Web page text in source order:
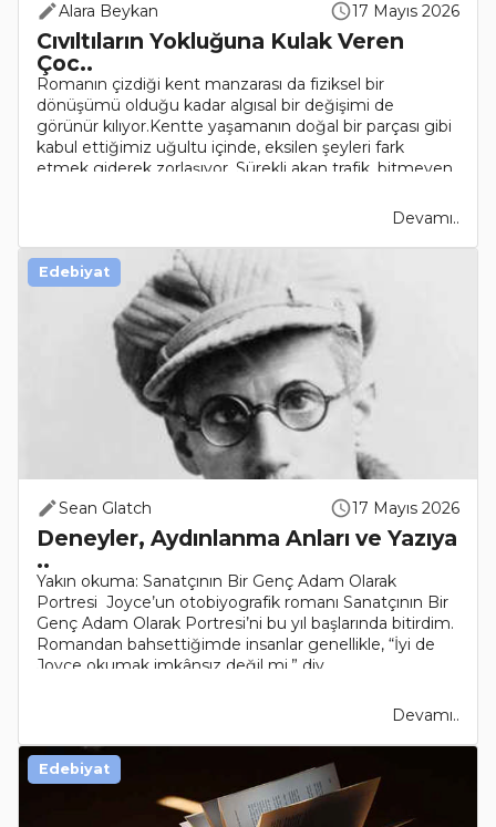
Alara Beykan 17 Mayıs 2026
Cıvıltıların Yokluğuna Kulak Veren
Çoc..
Romanın çizdiği kent manzarası da fiziksel bir
dönüşümü olduğu kadar algısal bir değişimi de
görünür kılıyor.Kentte yaşamanın doğal bir parçası gibi
kabul ettiğimiz uğultu içinde, eksilen şeyleri fark
etmek giderek zorlaşıyor. Sürekli akan trafik, bitmeyen
Devamı..
Sean Glatch 17 Mayıs 2026
Deneyler, Aydınlanma Anları ve Yazıya
..
Yakın okuma: Sanatçının Bir Genç Adam Olarak
Portresi Joyce’un otobiyografik romanı Sanatçının Bir
Genç Adam Olarak Portresi’ni bu yıl başlarında bitirdim.
Romandan bahsettiğimde insanlar genellikle, “İyi de
Joyce okumak imkânsız değil mi,” diy..
Devamı..
Edebiyat
Edebiyat